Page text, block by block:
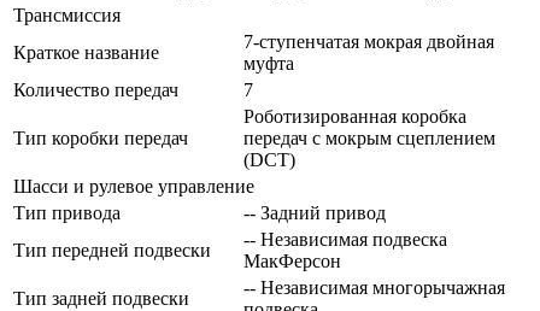
Трансмиссия
Краткое название
7-ступенчатая мокрая двойная
муфта
Количество передач
7
Тип коробки передач
Роботизированная коробка
передач с мокрым сцеплением
(DCT)
Шасси и рулевое управление
Тип привода
-- Задний привод
Тип передней подвески
-- Независимая подвеска
МакФерсон
Тип задней подвески
-- Независимая многорычажная